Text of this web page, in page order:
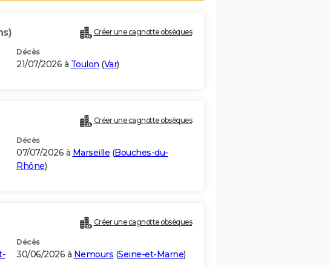
Créer une cagnotte obsèques
Décès
21/07/2026 à Toulon (Var)
Créer une cagnotte obsèques
Décès
07/07/2026 à Marseille (Bouches-du-
Rhône)
Créer une cagnotte obsèques
Décès
30/06/2026 à Nemours (Seine-et-Marne)